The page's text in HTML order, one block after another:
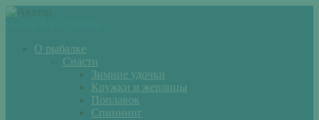
О рыбалке
Снасти
Зимние удочки
Кружки и жерлицы
Поплавок
Спиннинг